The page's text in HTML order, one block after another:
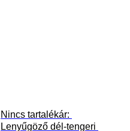
Nincs tartalékár:
Lenyűgöző dél-tengeri